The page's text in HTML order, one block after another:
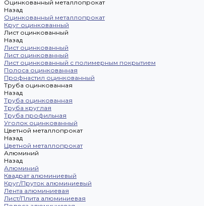
Оцинкованный металлопрокат
Назад
Оцинкованный металлопрокат
Круг оцинкованный
Лист оцинкованный
Назад
Лист оцинкованный
Лист оцинкованный
Лист оцинкованный с полимерным покрытием
Полоса оцинкованная
Профнастил оцинкованный
Труба оцинкованная
Назад
Труба оцинкованная
Труба круглая
Труба профильная
Уголок оцинкованный
Цветной металлопрокат
Назад
Цветной металлопрокат
Алюминий
Назад
Алюминий
Квадрат алюминиевый
Круг/Пруток алюминиевый
Лента алюминиевая
Лист/Плита алюминиевая